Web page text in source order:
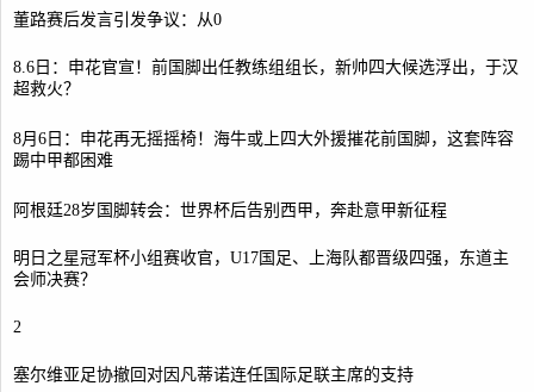
董路赛后发言引发争议：从0
8.6日：申花官宣！前国脚出任教练组组长，新帅四大候选浮出，于汉
超救火？
8月6日：申花再无摇摇椅！海牛或上四大外援摧花前国脚，这套阵容
踢中甲都困难
阿根廷28岁国脚转会：世界杯后告别西甲，奔赴意甲新征程
明日之星冠军杯小组赛收官，U17国足、上海队都晋级四强，东道主
会师决赛？
2
塞尔维亚足协撤回对因凡蒂诺连任国际足联主席的支持